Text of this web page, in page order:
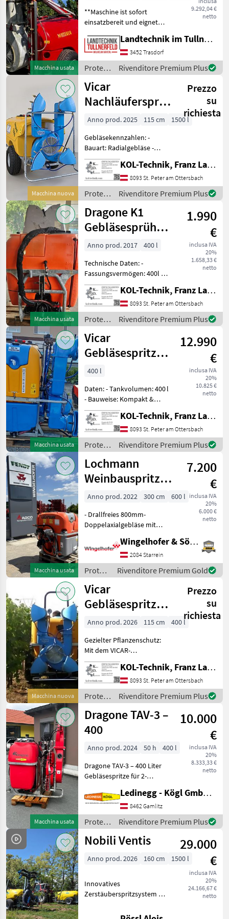
Macchina usata
9.292,04 €
netto
**Maschine ist sofort
einsatzbereit und eignet
Ventilator: 44 cm | 17" -
Luftvolumen: ≤ 25.000 m³/h
- Max. Pflanzenhöhe: 2, 50
m
Landtechnik im Tullnerfeld Wilhelm Bayerl GmbH
3452 Trasdorf
Protezione
piante /
Mitterer
Rivenditore Premium Plus
Macchina nuova
Vicar
Nachläuferspritze
1500l
Prezzo
su
richiesta
Anno prod. 2025 115 cm
1500 l
Gebläsekennzahlen: -
Bauart: Radialgebläse -
Leistung: 14.500/18.000
m³/h - Getriebestufen: 2 -
Luftgeschwindigkeit: 60 – 70
m/s - einseitige Reichweite:
ca. 15
KOL-Technik, Franz Lampl-Küssner
8093 St. Peter am Ottersbach
Protezione
piante /
Vicar
Rivenditore Premium Plus
Macchina usata
Dragone K1
Gebläsesprüher
400l
1.990
€
inclusa IVA
20%
1.658,33 €
netto
Anno prod. 2017
400 l
Technische Daten: -
Fassungsvermögen: 400l -
Baujahr: 2017 Ausstattung: -
Doppelturbogebläse mit 2
Flügeln - Ansaugfilter -
Druckfilter - 7
Doppelschenkelko
KOL-Technik, Franz Lampl-Küssner
8093 St. Peter am Ottersbach
Protezione
piante /
Dragone
Rivenditore Premium Plus
Macchina usata
Vicar
Gebläsespritze
400l
12.990
€
inclusa IVA
20%
10.825 €
netto
400 l
Daten: - Tankvolumen: 400 l
- Bauweise: Kompakt &
leicht - Ideal für: Steillagen
und Einreiher-Systeme -
Düsen: Außenliegend -
Gebläse: Robustes
Gussgebläse
KOL-Technik, Franz Lampl-Küssner
8093 St. Peter am Ottersbach
Protezione
piante /
Vicar
Rivenditore Premium Plus
Macchina usata
Lochmann
Weinbauspritze
AP 6/32
7.200
€
inclusa IVA
20%
6.000 €
netto
Anno prod. 2022 300 cm
600 l
- Drallfreies 800mm-
Doppelaxialgebläse mit
Düsen - 600 Liter Behälter -
2 Stufengetriebe -
Systemreinigung -
Handwaschbehälter -
Einspülv
Wingelhofer & Söhne GmbH
2084 Starrein
Protezione
piante
/
Lochmann
Rivenditore Premium Gold
Macchina nuova
Vicar
Gebläsespritze
400l
Prezzo
su
richiesta
Anno prod. 2026 115 cm
400 l
Gezielter Pflanzenschutz:
Mit dem VICAR-
Radialgebläse fährt man
nur jede zweite Gasse. Es
verteilt das
Pflanzenschutzmittel
optimal. Das spart Zeit,
Kraftstoff und
KOL-Technik, Franz Lampl-Küssner
8093 St. Peter am Ottersbach
Protezione
piante /
Vicar
Rivenditore Premium Plus
Macchina usata
Dragone TAV-3 –
400
10.000
€
inclusa IVA
20%
8.333,33 €
netto
Anno prod. 2024 50 h
400 l
Dragone TAV-3 – 400 Liter
Gebläsespritze für 2-
neuwertig Beschreibung:
Die Dragone TAV-3 ist eine
robuste und vielseitige
Gebläsespritze, spezi
Ledinegg - Kögl GmbH - Obst- und Weinbautechnik
8462 Gamlitz
Protezione
piante /
Dragone
Rivenditore Premium Plus
Nobili Ventis
29.000
€
inclusa IVA
20%
24.166,67 €
netto
Anno prod. 2026 160 cm 1500 l
Innovatives
Zerstäuberspritzsystem mit
Überzeilensystem – ohne